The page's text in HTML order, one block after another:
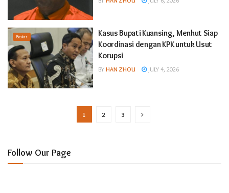
Basket
Kasus Bupati Kuansing, Menhut Siap
Koordinasi dengan KPK untuk Usut
Korupsi
BY HAN ZHOU JULY 4, 2026
1 2 3
Follow Our Page